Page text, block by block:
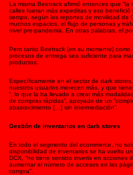
La misma Beetrack afirmó entonces que
calles fueran más expeditas y eso benefició
tiempo, según los reportes de movilidad de
muchos espacios, el flujo de personas y
nivel pre-pandemia. En otras palabras, el
Pero tanto Beetrack (en su momento)
procesos de entrega sea suficiente para
productos.
Específicamente en el sector de dark
nuestros usuarios merecen más, y que
“, lo que la ha llevado a crear más
de compras rápidas”, apoyado de un
abastecimiento […] sin intermediación”.
Gestión de inventarios en dark stores
En todo el segmento del ecommerce, no
disponibilidad de inventarios se ha vuelto
DCX, “no tiene sentido invertir en acciones
aumentar el número de accesos en las
compra”.